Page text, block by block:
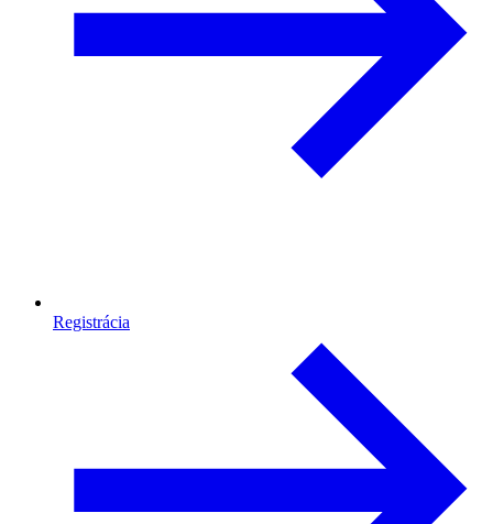
Registrácia